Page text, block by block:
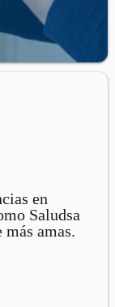
en
Saludsa
amas.